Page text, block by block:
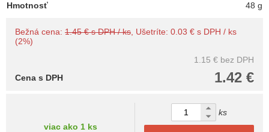
Hmotnosť
48 g
Bežná cena: 1.45 € s DPH / ks , Ušetríte: 0.03 € s DPH / ks
(2%)
1.15 € bez DPH
1.42 €
Cena s DPH
viac ako 1 ks
ks